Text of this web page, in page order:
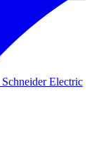
Schneider Electric